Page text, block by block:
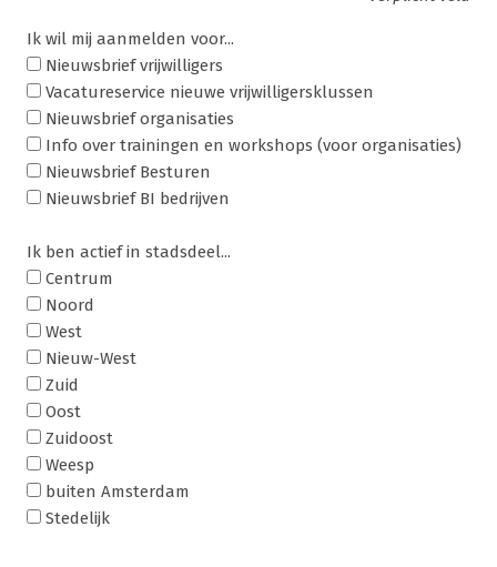
Ik wil mij aanmelden voor...
Nieuwsbrief vrijwilligers
Vacatureservice nieuwe vrijwilligersklussen
Nieuwsbrief organisaties
Info over trainingen en workshops (voor organisaties)
Nieuwsbrief Besturen
Nieuwsbrief BI bedrijven
Ik ben actief in stadsdeel...
Centrum
Noord
West
Nieuw-West
Zuid
Oost
Zuidoost
Weesp
buiten Amsterdam
Stedelijk